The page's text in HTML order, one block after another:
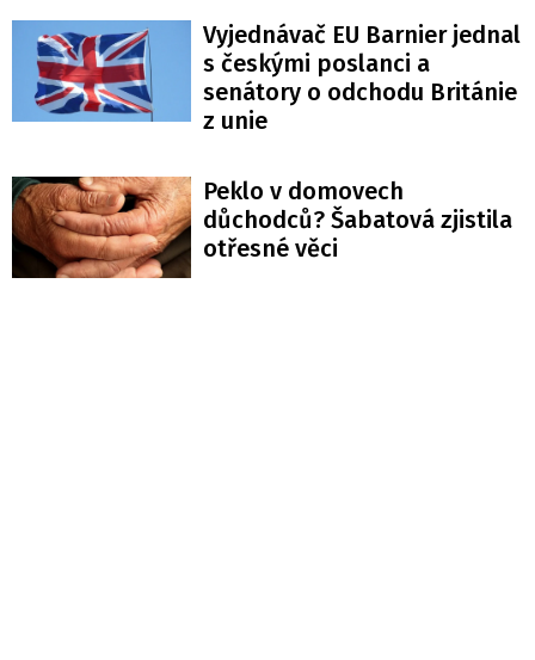
Vyjednávač EU Barnier jednal
s českými poslanci a
senátory o odchodu Británie
z unie
Peklo v domovech
důchodců? Šabatová zjistila
otřesné věci